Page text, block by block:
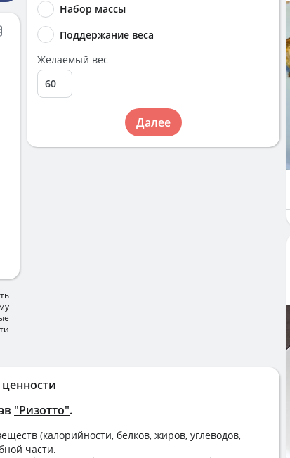
"Ризотто".
(калорийности, белков, жиров, углеводов,
части.
Набор массы
Поддержание веса
Желаемый вес
Далее